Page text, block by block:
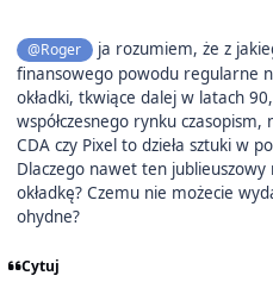
@Roger ja rozumiem, że z
finansowego powodu regularne
okładki, tkwiące dalej w latach
współczesnego rynku
CDA czy Pixel to dzieła sztuki w
Dlaczego nawet ten
okładkę? Czemu nie możecie
ohydne?
Cytuj